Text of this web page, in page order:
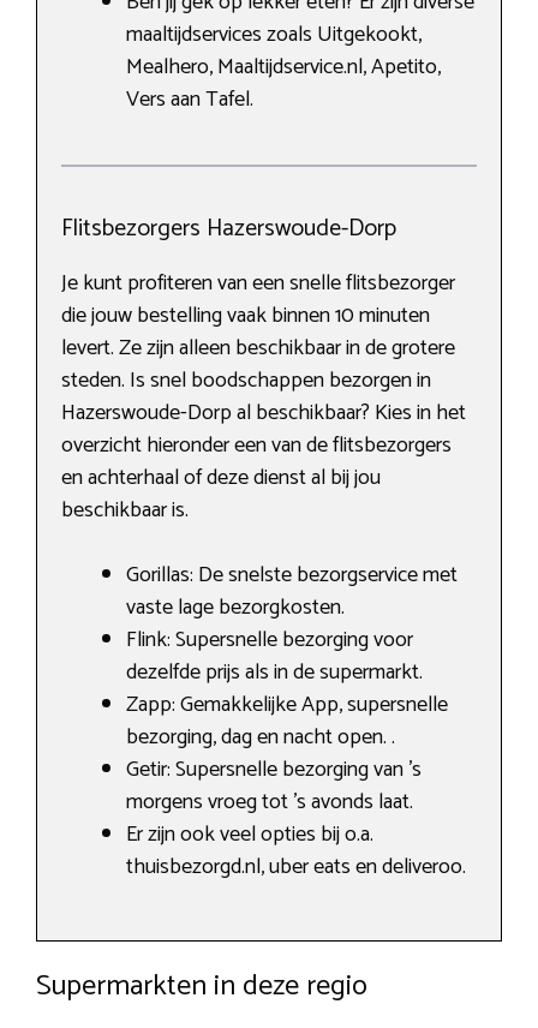
maaltijdservices zoals Uitgekookt,
Mealhero, Maaltijdservice.nl, Apetito,
Vers aan Tafel.
Flitsbezorgers Hazerswoude-Dorp
Je kunt profiteren van een snelle flitsbezorger
die jouw bestelling vaak binnen 10 minuten
levert. Ze zijn alleen beschikbaar in de grotere
steden. Is snel boodschappen bezorgen in
Hazerswoude-Dorp al beschikbaar? Kies in het
overzicht hieronder een van de flitsbezorgers
en achterhaal of deze dienst al bij jou
beschikbaar is.
Gorillas: De snelste bezorgservice met
vaste lage bezorgkosten.
Flink: Supersnelle bezorging voor
dezelfde prijs als in de supermarkt.
Zapp: Gemakkelijke App, supersnelle
bezorging, dag en nacht open. .
Getir: Supersnelle bezorging van ’s
morgens vroeg tot ’s avonds laat.
Er zijn ook veel opties bij o.a.
thuisbezorgd.nl, uber eats en deliveroo.
Supermarkten in deze regio